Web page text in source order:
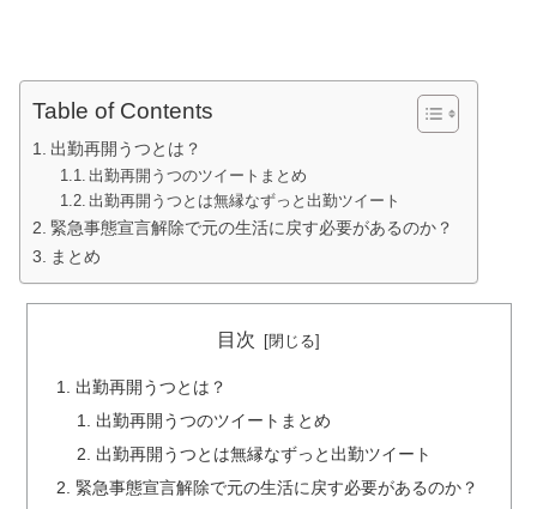
Table of Contents
出勤再開うつとは？
出勤再開うつのツイートまとめ
出勤再開うつとは無縁なずっと出勤ツイート
緊急事態宣言解除で元の生活に戻す必要があるのか？
まとめ
目次
出勤再開うつとは？
出勤再開うつのツイートまとめ
出勤再開うつとは無縁なずっと出勤ツイート
緊急事態宣言解除で元の生活に戻す必要があるのか？